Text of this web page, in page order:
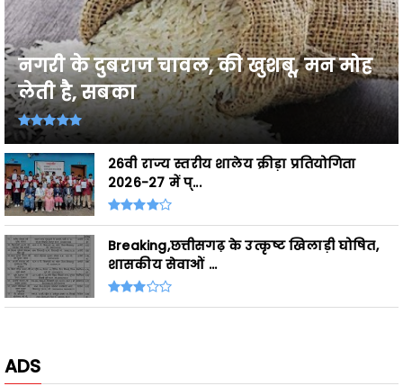
नगरी के दुबराज चावल, की खुशबू, मन मोह
लेती है, सबका
26वी राज्य स्तरीय शालेय क्रीड़ा प्रतियोगिता
2026-27 में प्...
Breaking,छत्तीसगढ़ के उत्कृष्ट खिलाड़ी घोषित,
शासकीय सेवाओं ...
ADS